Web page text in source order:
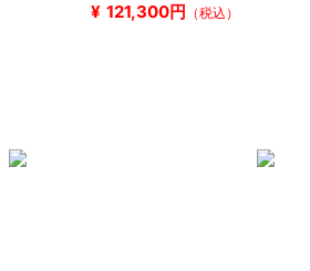
¥ 121,300円 （税込）